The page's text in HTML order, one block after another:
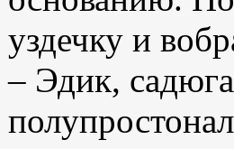
уздечку и
– Эдик,